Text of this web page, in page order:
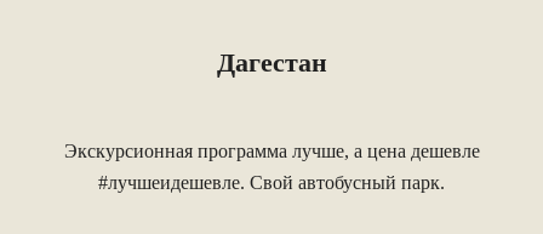
Дагестан
Экскурсионная программа лучше, а цена дешевле
#лучшеидешевле. Свой автобусный парк.